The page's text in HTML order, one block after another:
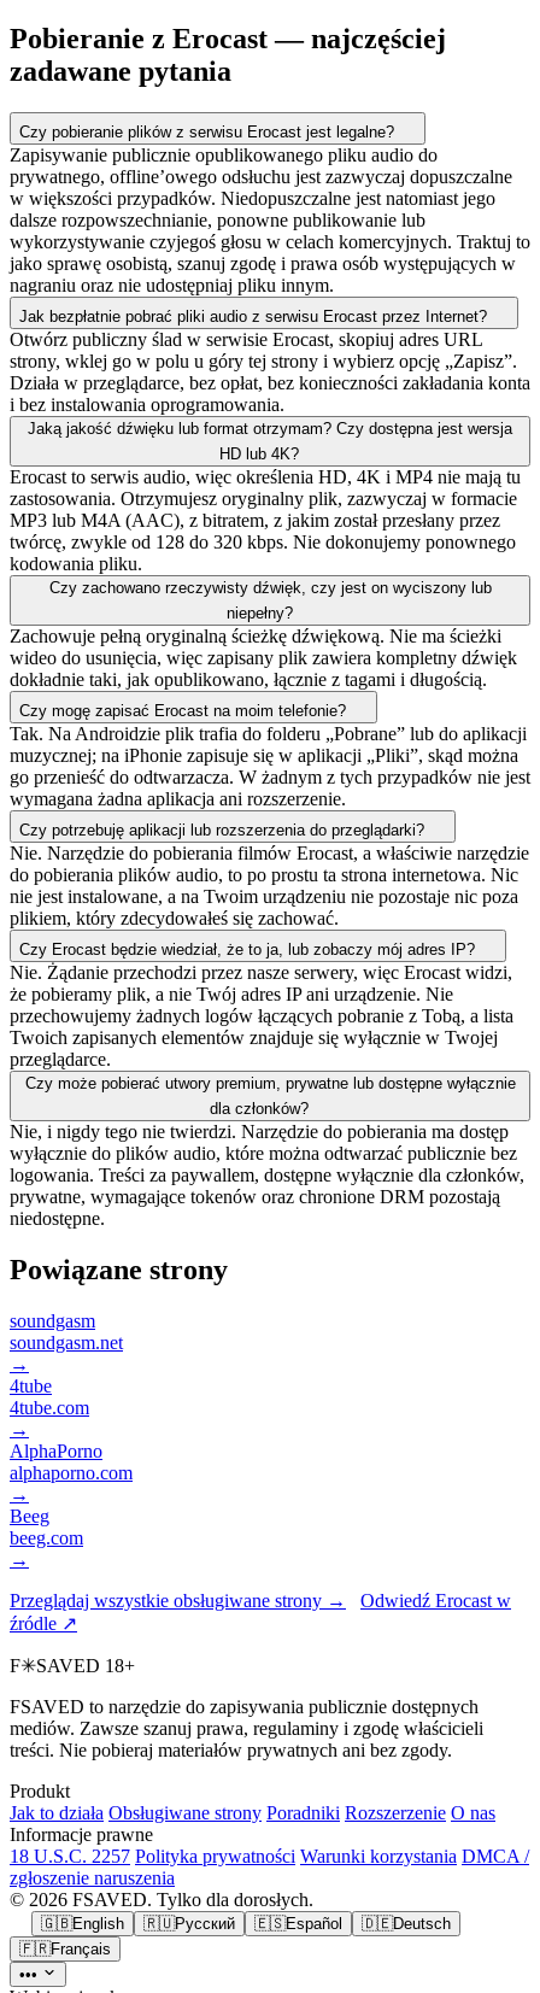
Pobieranie z Erocast — najczęściej
zadawane pytania
Czy pobieranie plików z serwisu Erocast jest legalne?
Zapisywanie publicznie opublikowanego pliku audio do
prywatnego, offline’owego odsłuchu jest zazwyczaj dopuszczalne
w większości przypadków. Niedopuszczalne jest natomiast jego
dalsze rozpowszechnianie, ponowne publikowanie lub
wykorzystywanie czyjegoś głosu w celach komercyjnych. Traktuj to
jako sprawę osobistą, szanuj zgodę i prawa osób występujących w
nagraniu oraz nie udostępniaj pliku innym.
Jak bezpłatnie pobrać pliki audio z serwisu Erocast przez Internet?
Otwórz publiczny ślad w serwisie Erocast, skopiuj adres URL
strony, wklej go w polu u góry tej strony i wybierz opcję „Zapisz”.
Działa w przeglądarce, bez opłat, bez konieczności zakładania konta
i bez instalowania oprogramowania.
Jaką jakość dźwięku lub format otrzymam? Czy dostępna jest wersja
HD lub 4K?
Erocast to serwis audio, więc określenia HD, 4K i MP4 nie mają tu
zastosowania. Otrzymujesz oryginalny plik, zazwyczaj w formacie
MP3 lub M4A (AAC), z bitratem, z jakim został przesłany przez
twórcę, zwykle od 128 do 320 kbps. Nie dokonujemy ponownego
kodowania pliku.
Czy zachowano rzeczywisty dźwięk, czy jest on wyciszony lub
niepełny?
Zachowuje pełną oryginalną ścieżkę dźwiękową. Nie ma ścieżki
wideo do usunięcia, więc zapisany plik zawiera kompletny dźwięk
dokładnie taki, jak opublikowano, łącznie z tagami i długością.
Czy mogę zapisać Erocast na moim telefonie?
Tak. Na Androidzie plik trafia do folderu „Pobrane” lub do aplikacji
muzycznej; na iPhonie zapisuje się w aplikacji „Pliki”, skąd można
go przenieść do odtwarzacza. W żadnym z tych przypadków nie jest
wymagana żadna aplikacja ani rozszerzenie.
Czy potrzebuję aplikacji lub rozszerzenia do przeglądarki?
Nie. Narzędzie do pobierania filmów Erocast, a właściwie narzędzie
do pobierania plików audio, to po prostu ta strona internetowa. Nic
nie jest instalowane, a na Twoim urządzeniu nie pozostaje nic poza
plikiem, który zdecydowałeś się zachować.
Czy Erocast będzie wiedział, że to ja, lub zobaczy mój adres IP?
Nie. Żądanie przechodzi przez nasze serwery, więc Erocast widzi,
że pobieramy plik, a nie Twój adres IP ani urządzenie. Nie
przechowujemy żadnych logów łączących pobranie z Tobą, a lista
Twoich zapisanych elementów znajduje się wyłącznie w Twojej
przeglądarce.
Czy może pobierać utwory premium, prywatne lub dostępne wyłącznie
dla członków?
Nie, i nigdy tego nie twierdzi. Narzędzie do pobierania ma dostęp
wyłącznie do plików audio, które można odtwarzać publicznie bez
logowania. Treści za paywallem, dostępne wyłącznie dla członków,
prywatne, wymagające tokenów oraz chronione DRM pozostają
niedostępne.
Powiązane strony
soundgasm
soundgasm.net
→
4tube
4tube.com
→
AlphaPorno
alphaporno.com
→
Beeg
beeg.com
→
Przeglądaj wszystkie obsługiwane strony →
Odwiedź Erocast w
źródle ↗
F✳SAVED 18+
FSAVED to narzędzie do zapisywania publicznie dostępnych
mediów. Zawsze szanuj prawa, regulaminy i zgodę właścicieli
treści. Nie pobieraj materiałów prywatnych ani bez zgody.
Produkt
Jak to działa Obsługiwane strony Poradniki Rozszerzenie O nas
Informacje prawne
18 U.S.C. 2257 Polityka prywatności Warunki korzystania DMCA /
zgłoszenie naruszenia
© 2026 FSAVED. Tylko dla dorosłych.
🇬🇧English 🇷🇺Русский 🇪🇸Español 🇩🇪Deutsch
🇫🇷Français
•••